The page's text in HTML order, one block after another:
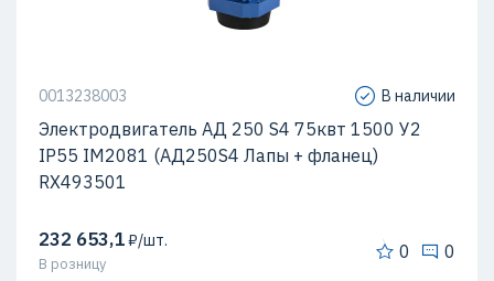
0013238003 В наличии
Электродвигатель АД 250 S4 75квт 1500 У2
IP55 IM2081 (АД250S4 Лапы + фланец)
RX493501
232 653,1₽/шт.
В розницу
0 0